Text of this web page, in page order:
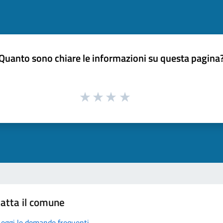
sono chiare le informazioni su questa
il comune